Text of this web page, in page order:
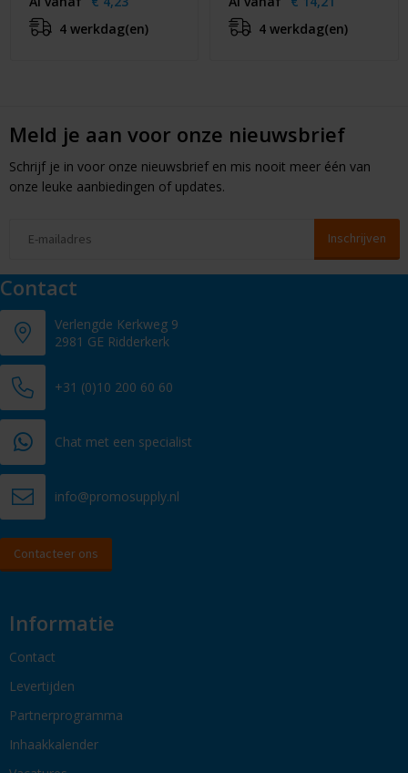
4 werkdag(en)
4 werkdag(en)
Meld je aan voor onze nieuwsbrief
Schrijf je in voor onze nieuwsbrief en mis nooit meer één van
onze leuke aanbiedingen of updates.
Contact
Verlengde Kerkweg 9
2981 GE Ridderkerk
+31 (0)10 200 60 60
Chat met een specialist
info@promosupply.nl
Contacteer ons
Informatie
Contact
Levertijden
Partnerprogramma
Inhaakkalender